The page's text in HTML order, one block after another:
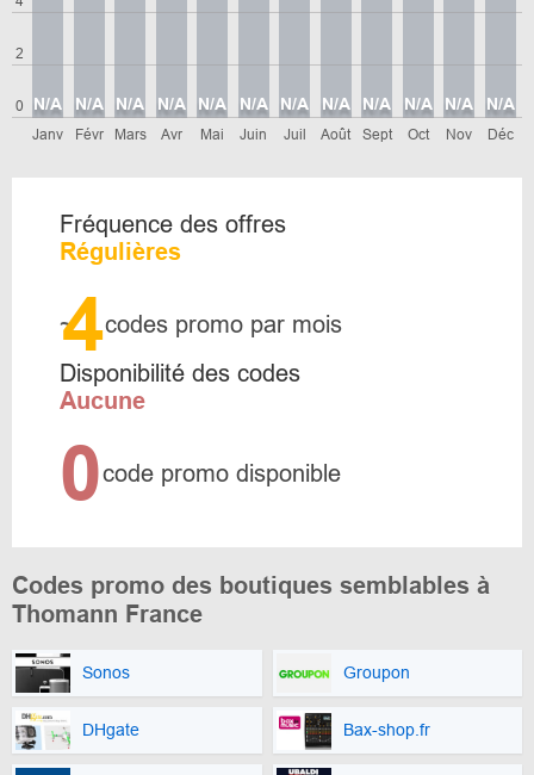
0
2
Janv
N/A
Févr
N/A
Mars
N/A
Avr
N/A
Mai
N/A
Juin
N/A
Juil
N/A
Août
N/A
Sept
N/A
Oct
N/A
Nov
N/A
Déc
N/A
Fréquence des offres
Régulières
~
4codes promo par mois
Disponibilité des codes
Aucune
0code promo disponible
Codes promo des boutiques semblables à
Thomann France
Sonos Groupon
DHgate Bax-shop.fr